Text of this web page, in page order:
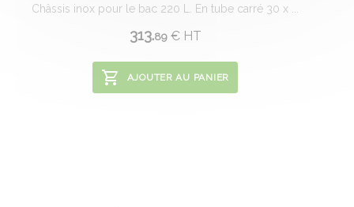
Châssis inox pour le bac 220 L. En tube carré 30 x ...
313.89 €HT
AJOUTER AU PANIER